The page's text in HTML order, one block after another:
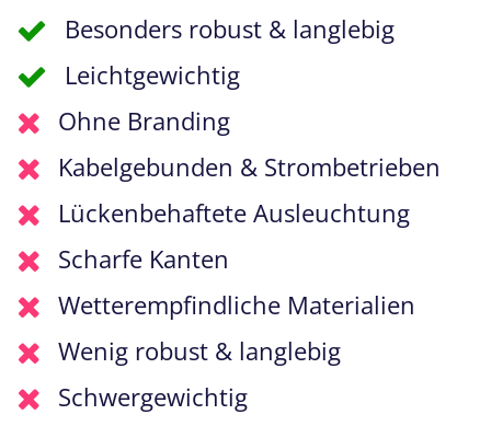
Besonders robust & langlebig
Leichtgewichtig
Ohne Branding
Kabelgebunden & Strombetrieben
Lückenbehaftete Ausleuchtung
Scharfe Kanten
Wetterempfindliche Materialien
Wenig robust & langlebig
Schwergewichtig